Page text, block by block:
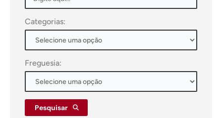
Categorias:
Freguesia:
Pesquisar